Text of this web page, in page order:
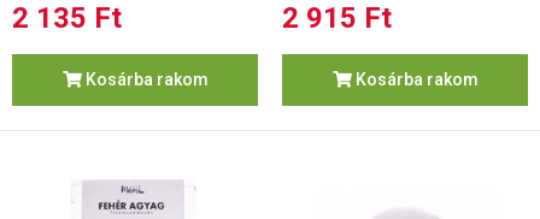
2 135 Ft
Kosárba rakom
2 915 Ft
Kosárba rakom